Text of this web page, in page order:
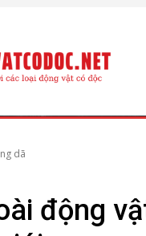
dã
động